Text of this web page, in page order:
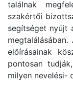
találnak
szakértői
segítséget nyújt
előírásainak
pontosan
milyen nevelési-